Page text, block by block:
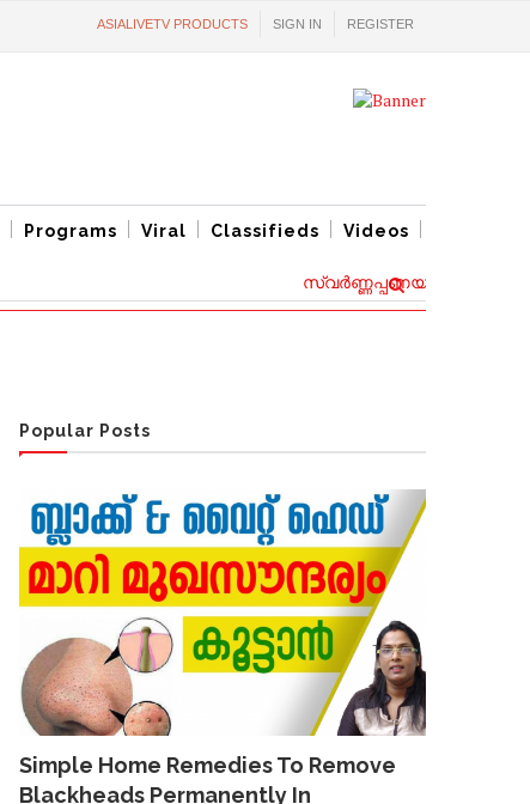
ASIALIVETV PRODUCTS SIGN IN REGISTER
Programs Viral Classifieds Videos
സ്വര്‍ണ്ണപ്പണയ വായ്പ്പകൾക്ക്
Popular Posts
Simple Home Remedies To Remove
Blackheads Permanently In